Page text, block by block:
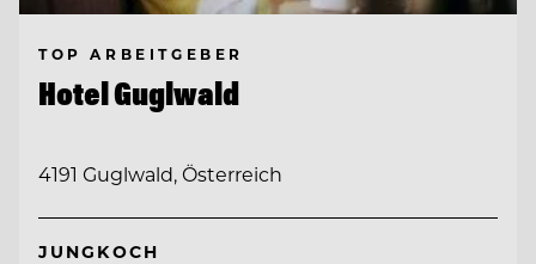
TOP ARBEITGEBER
Hotel Guglwald
4191 Guglwald, Österreich
JUNGKOCH